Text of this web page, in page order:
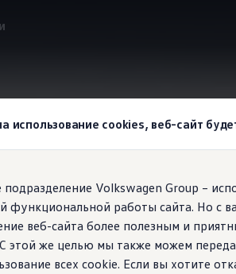
использование cookies, веб-сайт
Volkswagen Group –
работы сайта. Но с
веб-сайта более полезным и
этой же целью мы также можем
всех cookie. Если вы хотите
Digital